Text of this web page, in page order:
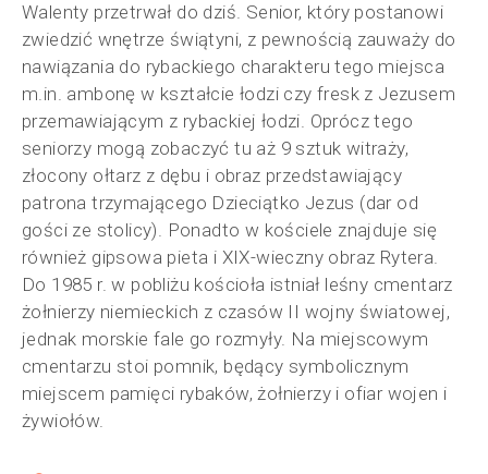
Walenty przetrwał do dziś. Senior, który postanowi
zwiedzić wnętrze świątyni, z pewnością zauważy do
nawiązania do rybackiego charakteru tego miejsca
m.in. ambonę w kształcie łodzi czy fresk z Jezusem
przemawiającym z rybackiej łodzi. Oprócz tego
seniorzy mogą zobaczyć tu aż 9 sztuk witraży,
złocony ołtarz z dębu i obraz przedstawiający
patrona trzymającego Dzieciątko Jezus (dar od
gości ze stolicy). Ponadto w kościele znajduje się
również gipsowa pieta i XIX-wieczny obraz Rytera.
Do 1985 r. w pobliżu kościoła istniał leśny cmentarz
żołnierzy niemieckich z czasów II wojny światowej,
jednak morskie fale go rozmyły. Na miejscowym
cmentarzu stoi pomnik, będący symbolicznym
miejscem pamięci rybaków, żołnierzy i ofiar wojen i
żywiołów.